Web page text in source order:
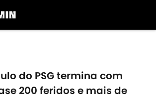
do PSG termina com
200 feridos e mais de